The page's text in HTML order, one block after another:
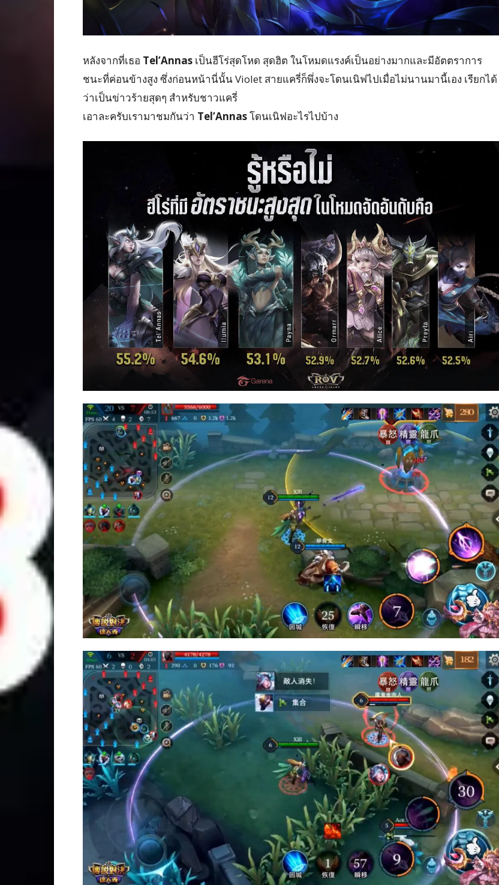
หลังจากที่เธอ Tel’Annas เป็นฮีโร่สุดโหด สุดฮิต ในโหมดแรงค์เป็นอย่างมากและมีอัตตราการ
ชนะที่ค่อนข้างสูง ซึ่งก่อนหน้านี่นั้น Violet สายแครี่ก็พึ่งจะโดนเนิฟไปเมื่อไม่นานมานี้เอง เรียกได้
ว่าเป็นข่าวร้ายสุดๆ สำหรับชาวแครี่
เอาละครับเรามาชมกันว่า Tel’Annasโดนเนิฟอะไรไปบ้าง